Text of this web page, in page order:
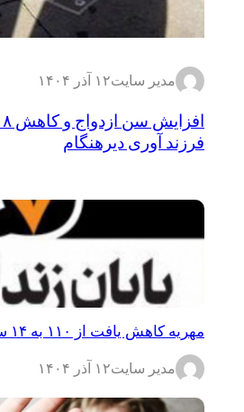
مدیر سایت۱۲ آذر ۱۴۰۴
فرزند آوری دیرهنگام
مهریه کاهش یافت از ۱۱۰ به ۱۴ سکه
مدیر سایت۱۲ آذر ۱۴۰۴